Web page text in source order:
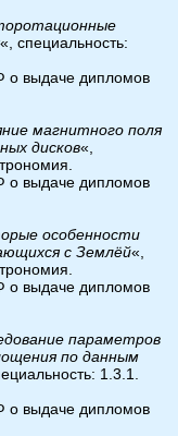
«, специальность:
о выдаче дипломов
магнитного поля
дисков«,
о выдаче дипломов
особенности
с Землёй«,
о выдаче дипломов
параметров
по данным
1.3.1.
о выдаче дипломов